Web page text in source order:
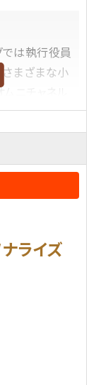
では執行役員
まざまな小
ニチャネル
きました。
者向けに公
実践的なノ
に基づく、再
があるEC
ンジャパン
品の商品登
ティングや広
ビス・業務
ライズ